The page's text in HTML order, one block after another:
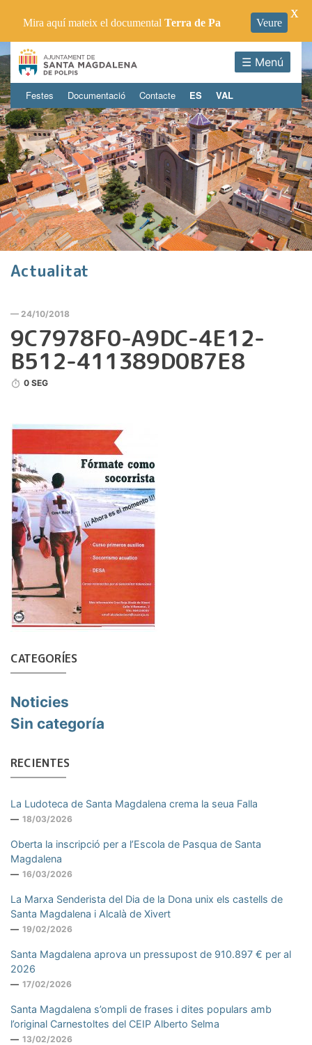
☰ Menú
Festes Documentació Contacte ES VAL
Actualitat
— 24/10/2018
9C7978F0-A9DC-4E12-
B512-411389D0B7E8
0 SEG
CATEGORÍES
Noticies
Sin categoría
RECIENTES
La Ludoteca de Santa Magdalena crema la seua Falla
18/03/2026
Oberta la inscripció per a l’Escola de Pasqua de Santa
Magdalena
16/03/2026
La Marxa Senderista del Dia de la Dona unix els castells de
Santa Magdalena i Alcalà de Xivert
19/02/2026
Santa Magdalena aprova un pressupost de 910.897 € per al
2026
17/02/2026
Santa Magdalena s’ompli de frases i dites populars amb
l’original Carnestoltes del CEIP Alberto Selma
13/02/2026
Mira aquí mateix el documental Terra de Pa Veure
X